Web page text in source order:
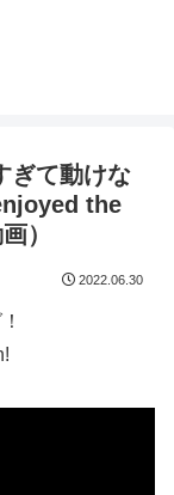
ぎて動けな
the
）
2022.06.30